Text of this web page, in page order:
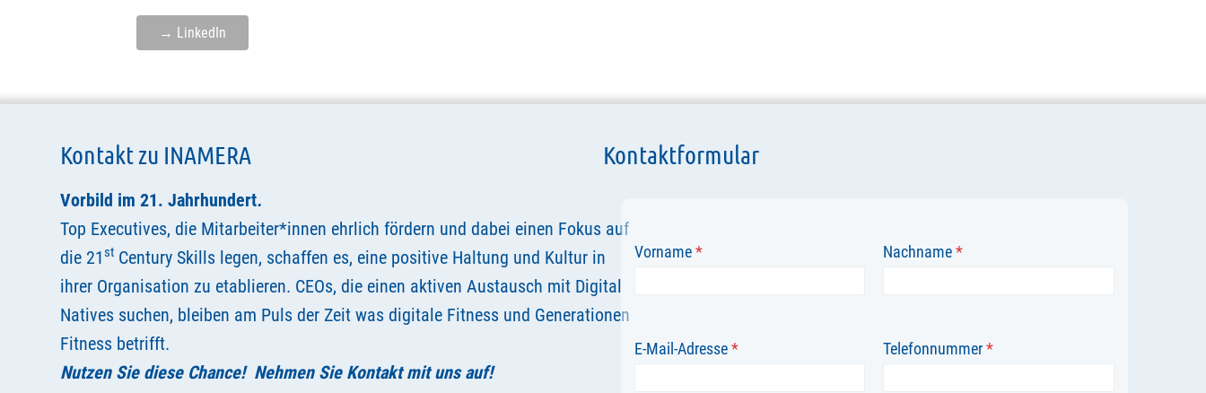
→ LinkedIn
Kontakt zu INAMERA
Vorbild im 21. Jahrhundert.
Top Executives, die Mitarbeiter*innen ehrlich fördern und dabei einen Fokus auf
die 21st Century Skills legen, schaffen es, eine positive Haltung und Kultur in
ihrer Organisation zu etablieren. CEOs, die einen aktiven Austausch mit Digital
Natives suchen, bleiben am Puls der Zeit was digitale Fitness und Generationen
Fitness betrifft.
Nutzen Sie diese Chance! Nehmen Sie Kontakt mit uns auf!
Kontaktformular
Vorname* Nachname*
E-Mail-Adresse* Telefonnummer*